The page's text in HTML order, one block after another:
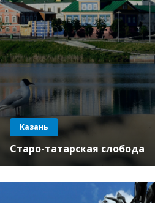
Казань
Старо-татарская слобода